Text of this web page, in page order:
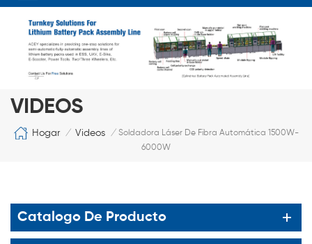
VIDEOS
Hogar / Videos / Soldadora Láser De Fibra Automática 1500W-
6000W
Catalogo De Producto